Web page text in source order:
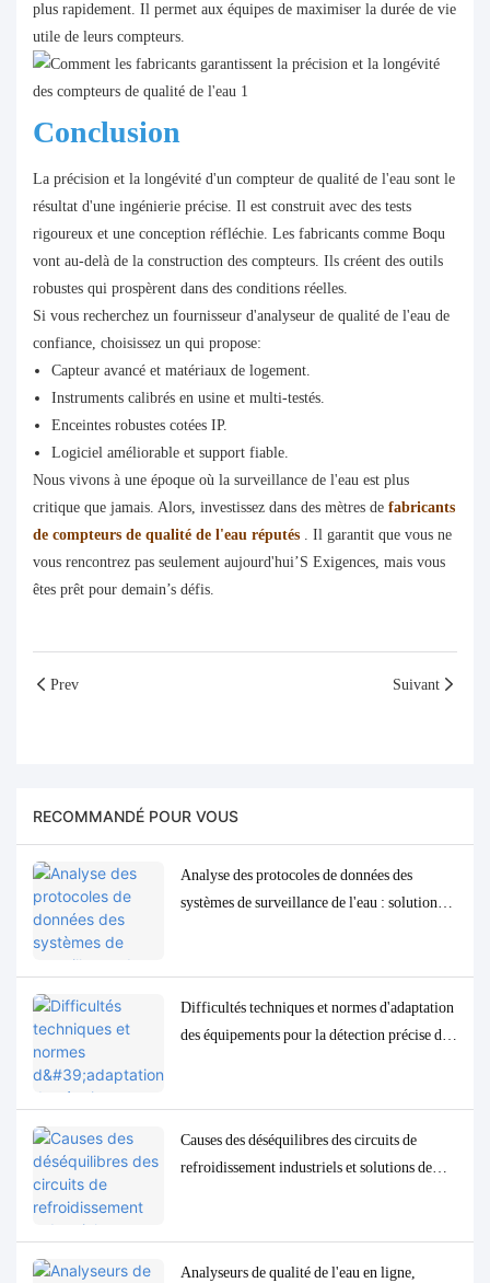
plus rapidement. Il permet aux équipes de maximiser la durée de vie
utile de leurs compteurs.
Conclusion
La précision et la longévité d'un compteur de qualité de l'eau sont le
résultat d'une ingénierie précise. Il est construit avec des tests
rigoureux et une conception réfléchie. Les fabricants comme Boqu
vont au-delà de la construction des compteurs. Ils créent des outils
robustes qui prospèrent dans des conditions réelles.
Si vous recherchez un fournisseur d'analyseur de qualité de l'eau de
confiance, choisissez un qui propose:
Capteur avancé et matériaux de logement.
Instruments calibrés en usine et multi-testés.
Enceintes robustes cotées IP.
Logiciel améliorable et support fiable.
Nous vivons à une époque où la surveillance de l'eau est plus
critique que jamais. Alors, investissez dans des mètres de fabricants
de compteurs de qualité de l'eau réputés . Il garantit que vous ne
vous rencontrez pas seulement aujourd'hui’S Exigences, mais vous
êtes prêt pour demain’s défis.
Prev Suivant
RECOMMANDÉ POUR VOUS
Analyse des protocoles de données des
systèmes de surveillance de l'eau : solutions
Difficultés techniques et normes d'adaptation
des équipements pour la détection précise des
Causes des déséquilibres des circuits de
refroidissement industriels et solutions de
Analyseurs de qualité de l'eau en ligne,